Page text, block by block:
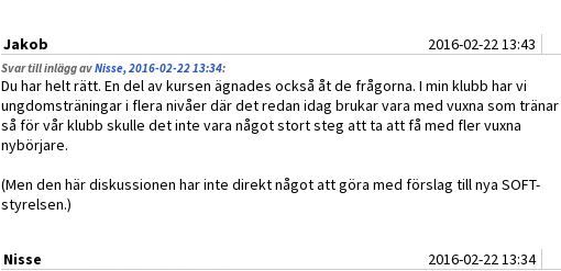
Jakob 2016-02-22 13:43
Svar till inlägg avNisse, 2016-02-22 13:34:
Du har helt rätt. En del av kursen ägnades också åt de frågorna. I min klubb har vi
ungdomsträningar i flera nivåer där det redan idag brukar vara med vuxna som tränar
så för vår klubb skulle det inte vara något stort steg att ta att få med fler vuxna
nybörjare.
(Men den här diskussionen har inte direkt något att göra med förslag till nya SOFT-
styrelsen.)
Nisse 2016-02-22 13:34